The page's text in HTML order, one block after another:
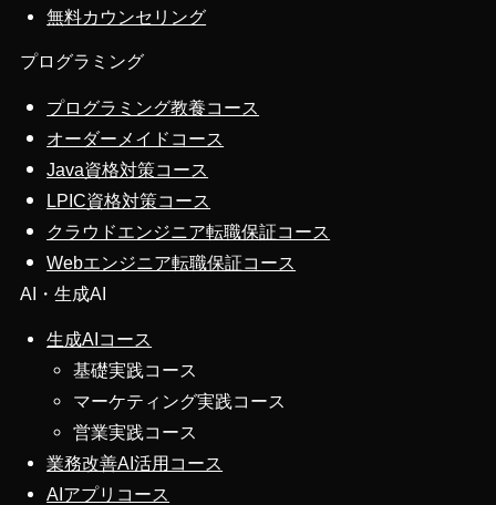
無料カウンセリング
プログラミング
プログラミング教養コース
オーダーメイドコース
Java資格対策コース
LPIC資格対策コース
クラウドエンジニア転職保証コース
Webエンジニア転職保証コース
AI・生成AI
生成AIコース
基礎実践コース
マーケティング実践コース
営業実践コース
業務改善AI活用コース
AIアプリコース